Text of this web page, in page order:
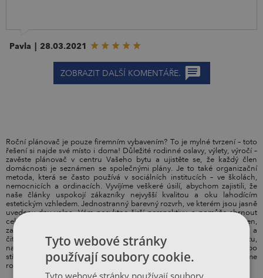
Pavla | 28.03.2021
ZOBRAZIT DALŠÍ KOMENTÁŘE.
Roční plánovač je pouze firemním vybavením? To je mylné tvrzení – toto
řešení si najde své místo i doma! Důležité rodinné oslavy, výlety, výročí –
zavěste plánovač v centru Vašeho bytu a ujistěte se, že každý člen
domácnosti je seznámen se společnými plány. Je to také organizační
metoda, která se často používá v sociálních institucích – ve školách,
nemocnicích a ordinacích. Vyvíjíme veškeré úsilí, abychom zajistili, že
naše články uspokojí zákazníky nejvyšší kvalitou a oku lahodícím
estetickým vzhledem. Jednostranný barevný rozvrh, ve kterém jsou jasně
uvedeny dny volna, Vám posyktne širší perspektivu a pomůže shrnout
celý rok. Karton o toušťce 300 g, ze kterého byl produkt vyroben,
zaručuje trvanlivost, a velký formát B1 zajišťuje dobrou viditelnost a
čitelnost poznámek. Pro ty, kteří chtějí obohatit design produktu,
nabízíme funkční lišty a úchytky ve třech barvách – černé, bílé nebo
stříbrné. Abychom zajistili dodání objednávky v perfektním stavu, balíme
roční plánovače do bezpečných krabic z vlnité lepenky po 50 ks.
Tyto webové stránky
používají soubory cookie.
Tyto webové stránky používají soubory